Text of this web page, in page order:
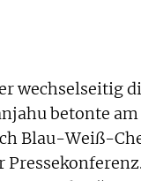
wechselseitig
betonte am
Blau-Weiß-